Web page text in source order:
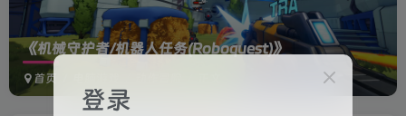
《机械守护者/机器人任务(Roboquest)》
首页
登录